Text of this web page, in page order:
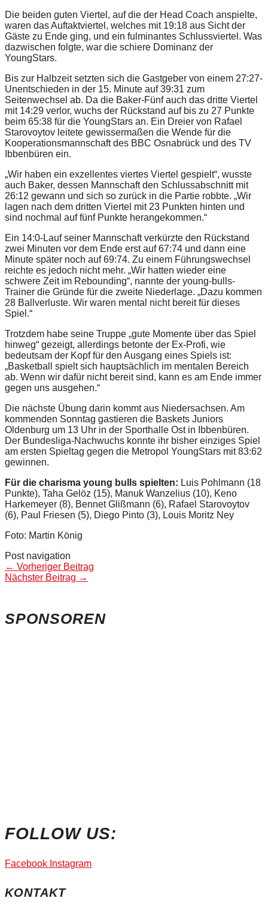
Die beiden guten Viertel, auf die der Head Coach anspielte,
waren das Auftaktviertel, welches mit 19:18 aus Sicht der
Gäste zu Ende ging, und ein fulminantes Schlussviertel. Was
dazwischen folgte, war die schiere Dominanz der
YoungStars.
Bis zur Halbzeit setzten sich die Gastgeber von einem 27:27-
Unentschieden in der 15. Minute auf 39:31 zum
Seitenwechsel ab. Da die Baker-Fünf auch das dritte Viertel
mit 14:29 verlor, wuchs der Rückstand auf bis zu 27 Punkte
beim 65:38 für die YoungStars an. Ein Dreier von Rafael
Starovoytov leitete gewissermaßen die Wende für die
Kooperationsmannschaft des BBC Osnabrück und des TV
Ibbenbüren ein.
„Wir haben ein exzellentes viertes Viertel gespielt“, wusste
auch Baker, dessen Mannschaft den Schlussabschnitt mit
26:12 gewann und sich so zurück in die Partie robbte. „Wir
lagen nach dem dritten Viertel mit 23 Punkten hinten und
sind nochmal auf fünf Punkte herangekommen.“
Ein 14:0-Lauf seiner Mannschaft verkürzte den Rückstand
zwei Minuten vor dem Ende erst auf 67:74 und dann eine
Minute später noch auf 69:74. Zu einem Führungswechsel
reichte es jedoch nicht mehr. „Wir hatten wieder eine
schwere Zeit im Rebounding“, nannte der young-bulls-
Trainer die Gründe für die zweite Niederlage. „Dazu kommen
28 Ballverluste. Wir waren mental nicht bereit für dieses
Spiel.“
Trotzdem habe seine Truppe „gute Momente über das Spiel
hinweg“ gezeigt, allerdings betonte der Ex-Profi, wie
bedeutsam der Kopf für den Ausgang eines Spiels ist:
„Basketball spielt sich hauptsächlich im mentalen Bereich
ab. Wenn wir dafür nicht bereit sind, kann es am Ende immer
gegen uns ausgehen.“
Die nächste Übung darin kommt aus Niedersachsen. Am
kommenden Sonntag gastieren die Baskets Juniors
Oldenburg um 13 Uhr in der Sporthalle Ost in Ibbenbüren.
Der Bundesliga-Nachwuchs konnte ihr bisher einziges Spiel
am ersten Spieltag gegen die Metropol YoungStars mit 83:62
gewinnen.
Für die charisma young bulls spielten: Luis Pohlmann (18
Punkte), Taha Gelöz (15), Manuk Wanzelius (10), Keno
Harkemeyer (8), Bennet Glißmann (6), Rafael Starovoytov
(6), Paul Friesen (5), Diego Pinto (3), Louis Moritz Ney
Foto: Martin König
Post navigation
← Vorheriger Beitrag
Nächster Beitrag →
SPONSOREN
FOLLOW US:
Facebook Instagram
KONTAKT